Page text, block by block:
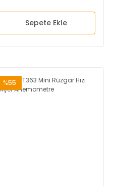
Sepete Ekle
%55